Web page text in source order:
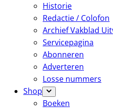
Historie
Redactie / Colofon
Archief Vakblad
Servicepagina
Abonneren
Adverteren
Losse nummers
Shop
Boeken